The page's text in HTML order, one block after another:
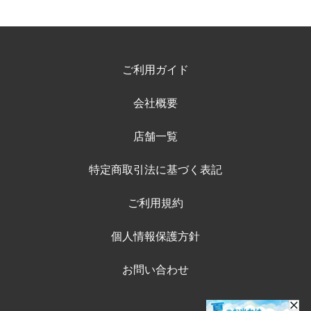
ご利用ガイド
会社概要
店舗一覧
特定商取引法に基づく表記
ご利用規約
個人情報保護方針
お問い合わせ